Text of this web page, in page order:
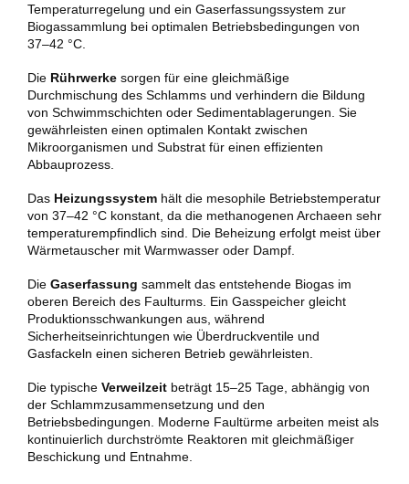
Temperaturregelung und ein Gaserfassungssystem zur
Biogassammlung bei optimalen Betriebsbedingungen von
37–42 °C.
Die Rührwerke sorgen für eine gleichmäßige
Durchmischung des Schlamms und verhindern die Bildung
von Schwimmschichten oder Sedimentablagerungen. Sie
gewährleisten einen optimalen Kontakt zwischen
Mikroorganismen und Substrat für einen effizienten
Abbauprozess.
Das Heizungssystem hält die mesophile Betriebstemperatur
von 37–42 °C konstant, da die methanogenen Archaeen sehr
temperaturempfindlich sind. Die Beheizung erfolgt meist über
Wärmetauscher mit Warmwasser oder Dampf.
Die Gaserfassung sammelt das entstehende Biogas im
oberen Bereich des Faulturms. Ein Gasspeicher gleicht
Produktionsschwankungen aus, während
Sicherheitseinrichtungen wie Überdruckventile und
Gasfackeln einen sicheren Betrieb gewährleisten.
Die typische Verweilzeit beträgt 15–25 Tage, abhängig von
der Schlammzusammensetzung und den
Betriebsbedingungen. Moderne Faultürme arbeiten meist als
kontinuierlich durchströmte Reaktoren mit gleichmäßiger
Beschickung und Entnahme.